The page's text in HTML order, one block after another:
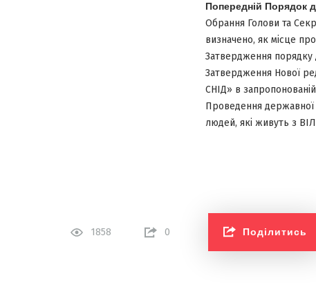
Попередній Порядок
Обрання Голови та
визначено, як місце
Затвердження порядку
Затвердження Нової
СНІД» в запропонованій
Проведення державної
людей, які живуть з
1858 0 Поділитись